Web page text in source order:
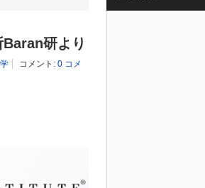
研より
コメント: 0 コメ